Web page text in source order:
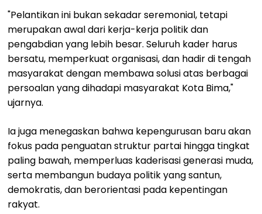
"Pelantikan ini bukan sekadar seremonial, tetapi
merupakan awal dari kerja-kerja politik dan
pengabdian yang lebih besar. Seluruh kader harus
bersatu, memperkuat organisasi, dan hadir di tengah
masyarakat dengan membawa solusi atas berbagai
persoalan yang dihadapi masyarakat Kota Bima,"
ujarnya.
Ia juga menegaskan bahwa kepengurusan baru akan
fokus pada penguatan struktur partai hingga tingkat
paling bawah, memperluas kaderisasi generasi muda,
serta membangun budaya politik yang santun,
demokratis, dan berorientasi pada kepentingan
rakyat.